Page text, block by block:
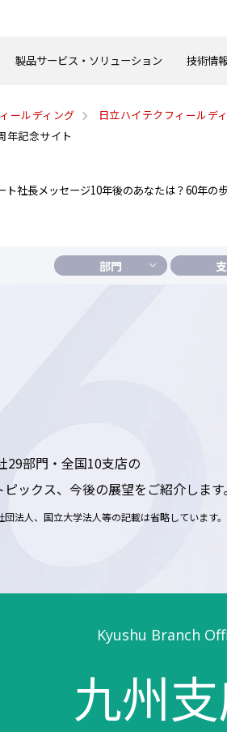
製品サービス・ソリューション 技術情
ールディング 日立ハイテクフィールデ
記念サイト
ト社長メッセージ10年後のあなたは？60年の
部門
29部門・全国10支店の
ックス、今後の展望をご紹介します。
法人、国立大学法人等の記載は省略しています。
Kyushu Branch
九州